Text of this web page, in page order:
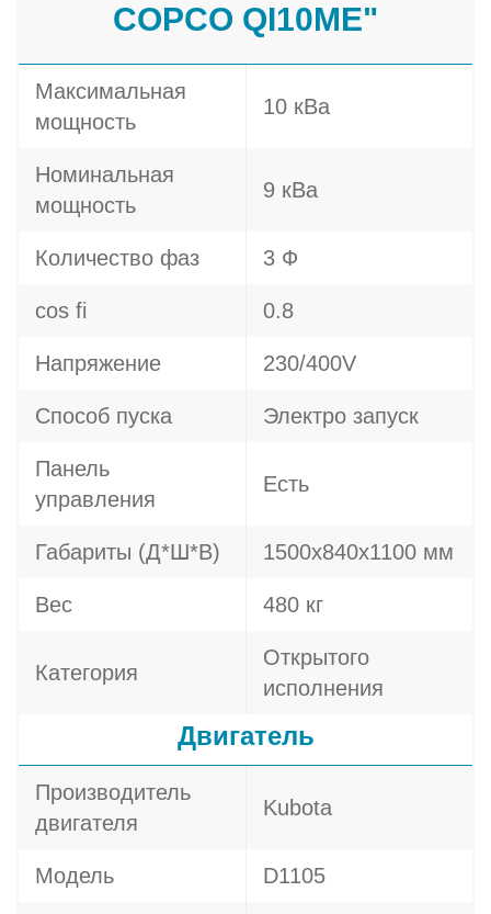
COPCO QI10ME"
Максимальная
мощность
10 кВа
Номинальная
мощность
9 кВа
Количество фаз 3 Ф
cos fi 0.8
Напряжение 230/400V
Способ пуска Электро запуск
Панель
управления
Есть
Габариты (Д*Ш*В) 1500х840х1100 мм
Вес 480 кг
Категория
Открытого
исполнения
Двигатель
Производитель
двигателя
Kubota
Модель D1105